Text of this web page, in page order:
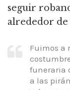
seguir
alrededor de
Fuimos a
funeraria
a las